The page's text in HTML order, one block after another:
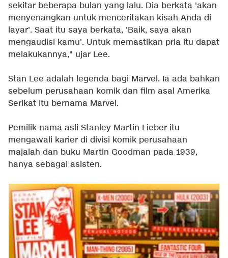
sekitar beberapa bulan yang lalu. Dia berkata 'akan
menyenangkan untuk menceritakan kisah Anda di
layar'. Saat itu saya berkata, 'Baik, saya akan
mengaudisi kamu'. Untuk memastikan pria itu dapat
melakukannya," ujar Lee.
Stan Lee adalah legenda bagi Marvel. Ia ada bahkan
sebelum perusahaan komik dan film asal Amerika
Serikat itu bernama Marvel.
Pemilik nama asli Stanley Martin Lieber itu
mengawali karier di divisi komik perusahaan
majalah dan buku Martin Goodman pada 1939,
hanya sebagai asisten.